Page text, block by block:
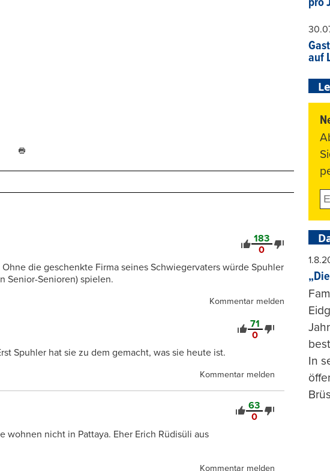
LinkedIn
drucken
183
0
die geschenkte Firma seines Schwiegervaters würde Spuhler
Senior-Senioren) spielen.
Kommentar melden
71
0
Spuhler hat sie zu dem gemacht, was sie heute ist.
Kommentar melden
63
0
wohnen nicht in Pattaya. Eher Erich Rüdisüli aus
Kommentar melden
pro
auf
In